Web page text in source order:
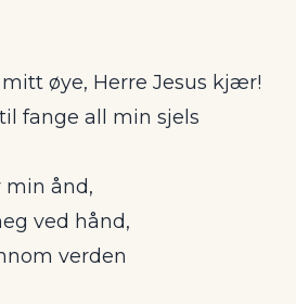
øye, Herre Jesus kjær!
fange all min sjels
min ånd,
ved hånd,
verden